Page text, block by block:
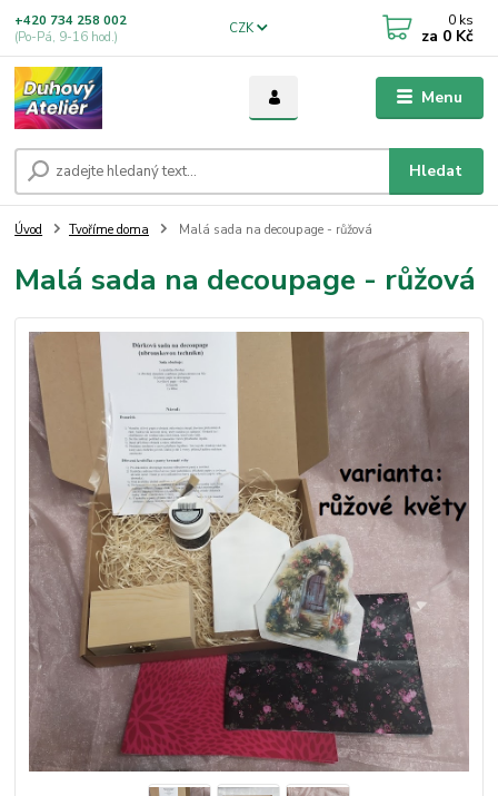
Menu
CZK
Hledat
+420 734 258 002
(Po-Pá, 9-16 hod.)
0 ks
za 0 Kč
Úvod Tvoříme doma Malá sada na decoupage - růžová
Malá sada na decoupage - růžová